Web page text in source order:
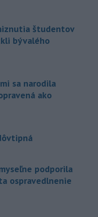
študentov
bývalého
sa narodila
ako
podporila
ospravedlnenie